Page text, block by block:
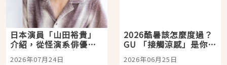
日本演員「山田裕貴」
介紹，從怪演系俳優走
向國民級日劇主角
2026年07月24日
2026酷暑該怎麼度過？
GU 「接觸涼感」是你的
夏日救星
2026年06月25日